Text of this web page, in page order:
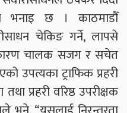
भनाइ छ । काठमाडौँ
चेकिङ गर्ने, लापसे
चालक सजग र सचेत
उपत्यका ट्राफिक प्रहरी
प्रहरी वरिष्ठ उपरीक्षक